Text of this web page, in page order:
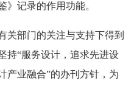
》记录的作用功能。
关部门的关注与支持下得到
持“服务设计，追求先进设
产业融合”的办刊方针，为